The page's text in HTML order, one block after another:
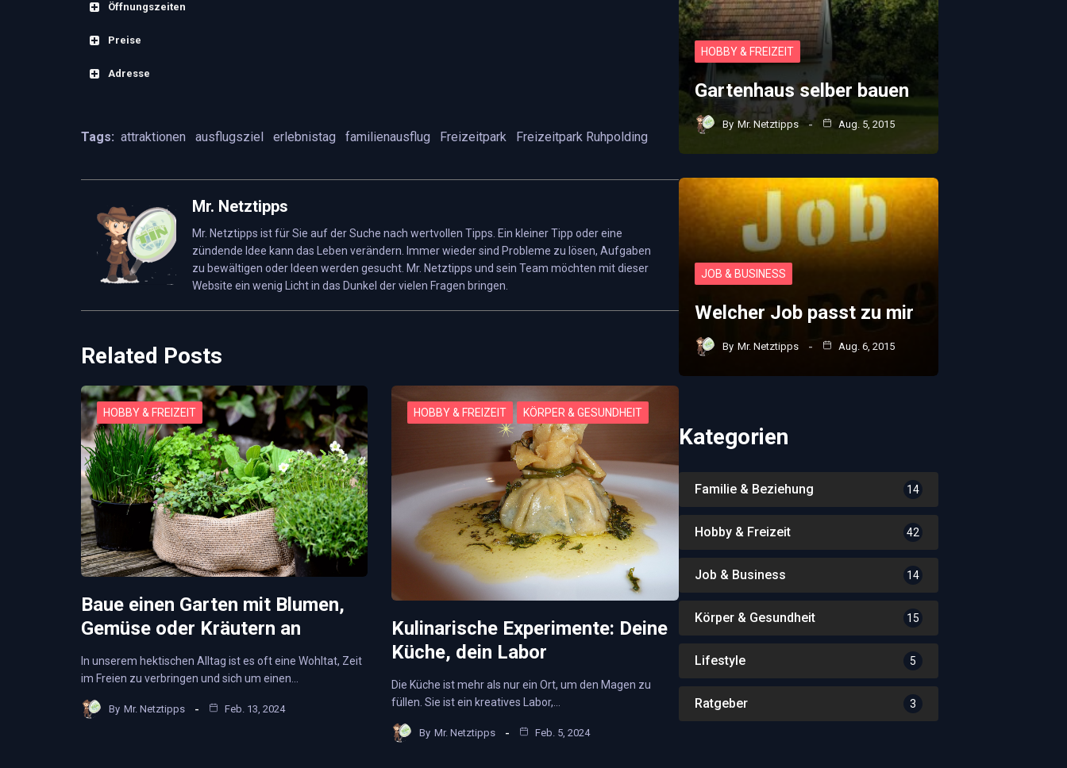
Öffnungszeiten
Freizeitpark Ruhpolding Märchen-Erlebnispark – Öffnungszeiten:
Preise
Freizeitpark Ruhpolding Bayern – Eintrittspreise:
Erwachsenen-Gruppe
Kinder- und Senioren(ab 65 J.)-Gruppe €8,00
Kinder (unter 90 cm)
Adresse
0049 (08663) 1413
Website: www.freizeitpark.by
Tags: attraktionen ausflugsziel erlebnistag familienausflug Freizeitpark Freizeitpark Ruhpolding
Mr. Netztipps
Mr. Netztipps ist für Sie auf der Suche nach wertvollen Tipps. Ein kleiner Tipp oder eine
zündende Idee kann das Leben verändern. Immer wieder sind Probleme zu lösen, Aufgaben
zu bewältigen oder Ideen werden gesucht. Mr. Netztipps und sein Team möchten mit dieser
Website ein wenig Licht in das Dunkel der vielen Fragen bringen.
Related Posts
HOBBY & FREIZEIT
Baue einen Garten mit Blumen,
Gemüse oder Kräutern an
In unserem hektischen Alltag ist es oft eine Wohltat, Zeit
im Freien zu verbringen und sich um einen…
By Mr. Netztipps Feb. 13, 2024
HOBBY & FREIZEIT KÖRPER & GESUNDHEIT
Kulinarische Experimente: Deine
Küche, dein Labor
Die Küche ist mehr als nur ein Ort, um den Magen zu
füllen. Sie ist ein kreatives Labor,…
By Mr. Netztipps Feb. 5, 2024
HOBBY & FREIZEIT
Gartenhaus selber bauen
By Mr. Netztipps Aug. 5, 2015
JOB & BUSINESS
Welcher Job passt zu mir
By Mr. Netztipps Aug. 6, 2015
Kategorien
Familie & Beziehung 14
Hobby & Freizeit 42
Job & Business 14
Körper & Gesundheit 15
Lifestyle 5
Ratgeber 3